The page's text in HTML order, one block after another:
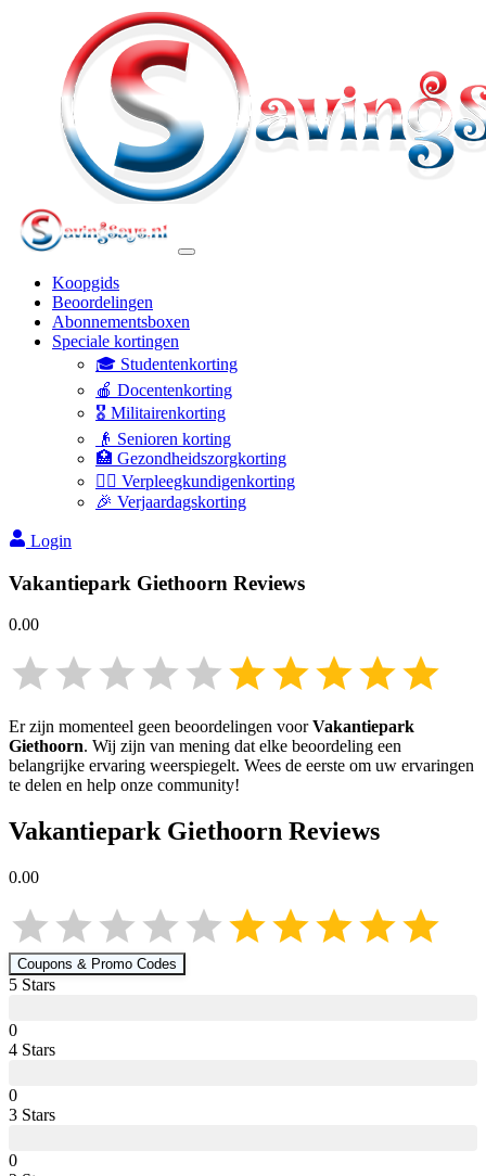
Koopgids
Beoordelingen
Abonnementsboxen
Speciale kortingen
🎓 Studentenkorting
🍎 Docentenkorting
🎖️ Militairenkorting
👴 Senioren korting
🏥 Gezondheidszorgkorting
👩‍⚕️ Verpleegkundigenkorting
🎉 Verjaardagskorting
Login
Vakantiepark Giethoorn Reviews
0.00
Er zijn momenteel geen beoordelingen voorVakantiepark
Giethoorn. Wij zijn van mening dat elke beoordeling een
belangrijke ervaring weerspiegelt. Wees de eerste om uw ervaringen
te delen en help onze community!
Vakantiepark Giethoorn Reviews
0.00
Coupons & Promo Codes
5 Stars
0
4 Stars
0
3 Stars
0